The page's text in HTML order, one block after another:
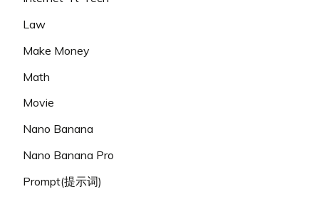
Law
Make Money
Math
Movie
Nano Banana
Nano Banana Pro
Prompt(提示词)